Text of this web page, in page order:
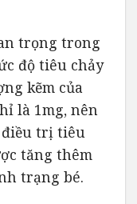
trọng trong
độ tiêu chảy
kẽm của
là 1mg, nên
trị tiêu
tăng thêm
trạng bé.